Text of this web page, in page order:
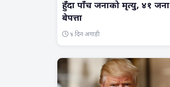
हुँदा पाँच जनाको मृत्यु, ४१ जना
बेपत्ता
४ दिन अगाडी